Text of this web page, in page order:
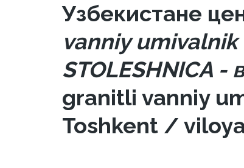
Узбекистане
vanniy umivalnik
STOLESHNICA
granitli vanniy
Toshkent /